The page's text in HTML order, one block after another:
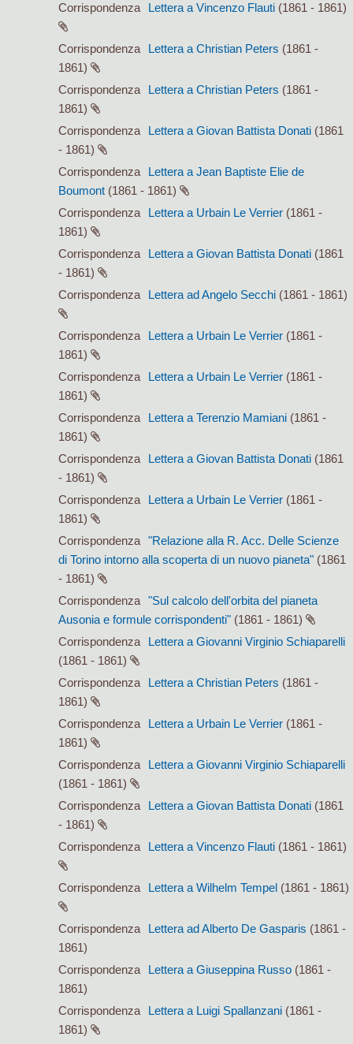
Corrispondenza
Lettera a Vincenzo Flauti (1861 - 1861)
Corrispondenza Lettera a Christian Peters (1861 -
1861)
Corrispondenza
Lettera a Christian Peters (1861 -
1861)
Corrispondenza
Lettera a Giovan Battista Donati (1861
- 1861)
Corrispondenza
Lettera a Jean Baptiste Elie de
Boumont (1861 - 1861)
Corrispondenza
Lettera a Urbain Le Verrier (1861 -
1861)
Corrispondenza
Lettera a Giovan Battista Donati (1861
- 1861)
Corrispondenza
Lettera ad Angelo Secchi (1861 - 1861)
Corrispondenza Lettera a Urbain Le Verrier (1861 -
1861)
Corrispondenza
Lettera a Urbain Le Verrier (1861 -
1861)
Corrispondenza
Lettera a Terenzio Mamiani (1861 -
1861)
Corrispondenza
Lettera a Giovan Battista Donati (1861
- 1861)
Corrispondenza
Lettera a Urbain Le Verrier (1861 -
1861)
Corrispondenza
"Relazione alla R. Acc. Delle Scienze
di Torino intorno alla scoperta di un nuovo pianeta" (1861
- 1861)
Corrispondenza
"Sul calcolo dell'orbita del pianeta
Ausonia e formule corrispondenti" (1861 - 1861)
Corrispondenza
Lettera a Giovanni Virginio Schiaparelli
(1861 - 1861)
Corrispondenza
Lettera a Christian Peters (1861 -
1861)
Corrispondenza
Lettera a Urbain Le Verrier (1861 -
1861)
Corrispondenza
Lettera a Giovanni Virginio Schiaparelli
(1861 - 1861)
Corrispondenza
Lettera a Giovan Battista Donati (1861
- 1861)
Corrispondenza
Lettera a Vincenzo Flauti (1861 - 1861)
Corrispondenza Lettera a Wilhelm Tempel (1861 - 1861)
Corrispondenza Lettera ad Alberto De Gasparis (1861 -
1861)
Corrispondenza
Lettera a Giuseppina Russo (1861 -
1861)
Corrispondenza
Lettera a Luigi Spallanzani (1861 -
1861)